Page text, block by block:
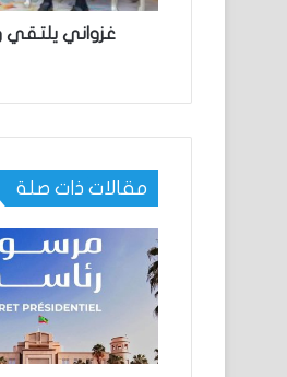
غزواني يلتقي
مقالات ذات صلة